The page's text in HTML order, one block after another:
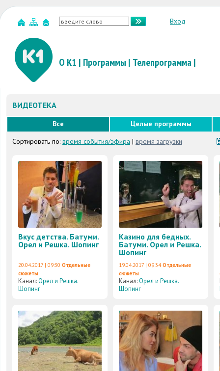
Вход
О К1 | Программы | Телепрограмма|
ВИДЕОТЕКА
Все
Целые программы
Сортировать по: время события/эфира | время загрузки
Вкус детства. Батуми.
Орел и Решка. Шопинг
20.04.2017 | 09:30 Отдельные
сюжеты
Канал:Орел и Решка.
Шопинг
Казино для бедных.
Батуми. Орел и Решка.
Шопинг
19.04.2017 | 09:34 Отдельные
сюжеты
Канал:Орел и Решка.
Шопинг